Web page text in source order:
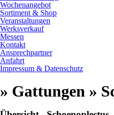
Wochenangebot
Sortiment & Shop
Veranstaltungen
Werksverkauf
Messen
Kontakt
Ansprechpartner
Anfahrt
Impressum & Datenschutz
» Gattungen »